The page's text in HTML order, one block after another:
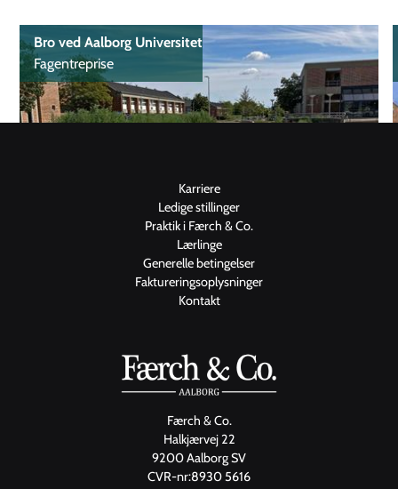
Bro ved Aalborg Universitet
Fagentreprise
Karriere
Ledige stillinger
Praktik i Færch & Co.
Lærlinge
Generelle betingelser
Faktureringsoplysninger
Kontakt
Færch & Co.
Halkjærvej 22
9200 Aalborg SV
CVR-nr:8930 5616